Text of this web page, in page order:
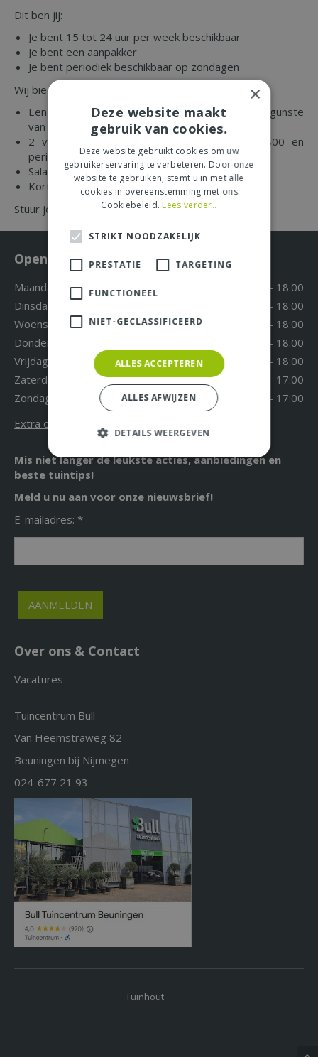
Dit ben jij:
Je bent 15 tot 24 uur per week beschikbaar
Je bent een aanpakker
Je bent periodiek beschikbaar op zondagen
Wij bieden:
Een leuk team waar iedereen samenwerkt ten gunste
van de klanten
2 vaste dagen in de week van 0930 tot 1800 en
periodiek op zondagen
Salaris op basis van cao Retail non Food
Korting op artikelen uit onze winkel
Stuur je cv naar:
r.bull@tuincentrumbull.nl
Openingstijden
Maandag
09:30 - 18:00
Dinsdag
09:30 - 18:00
Woensdag
09:30 - 18:00
Donderdag
09:30 - 18:00
Vrijdag
09:30 - 18:00
Zaterdag
09:30 - 17:00
Zondag
12:00 - 17:00
Extra openingstijden
Mis niet langer de leukste acties, aanbiedingen en
beste tuintips!
Meld u nu aan voor onze nieuwsbrief!
E-mailadres: *
Over ons & Contact
Vacatures
Tuincentrum Bull
Van Heemstraweg 82
Beuningen bij Nijmegen
024-677 21 93
Tuinhout
×
Deze website maakt
gebruik van cookies.
Deze website gebruikt cookies om uw
gebruikerservaring te verbeteren. Door onze
website te gebruiken, stemt u in met alle
cookies in overeenstemming met ons
Cookiebeleid. Lees verder..
STRIKT NOODZAKELIJK
PRESTATIE TARGETING
FUNCTIONEEL
NIET-GECLASSIFICEERD
ALLES ACCEPTEREN
ALLES AFWIJZEN
DETAILS WEERGEVEN